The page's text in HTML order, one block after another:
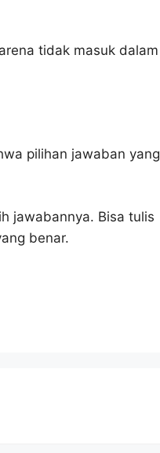
tidak masuk dalam
pilihan jawaban yang
jawabannya. Bisa tulis
benar.